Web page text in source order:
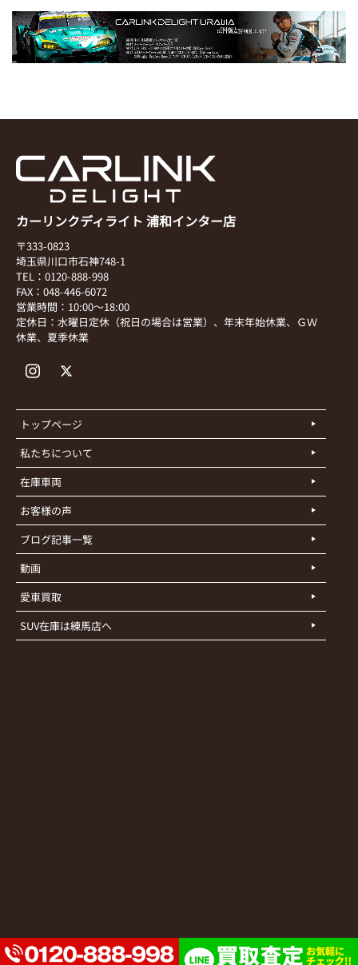
カーリンクディライト 浦和インター店
〒333-0823
埼玉県川口市石神748-1
TEL：0120-888-998
FAX：048-446-6072
営業時間：10:00～18:00
定休日：水曜日定休（祝日の場合は営業）、年末年始休業、ＧＷ
休業、夏季休業
トップページ
私たちについて
在庫車両
お客様の声
ブログ記事一覧
動画
愛車買取
SUV在庫は練馬店へ